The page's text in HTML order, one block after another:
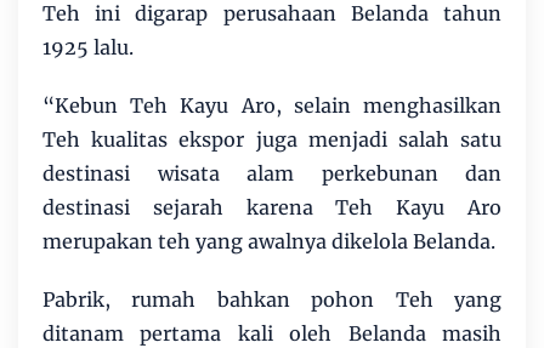
Teh ini digarap perusahaan Belanda tahun
1925 lalu.
“Kebun Teh Kayu Aro, selain menghasilkan
Teh kualitas ekspor juga menjadi salah satu
destinasi wisata alam perkebunan dan
destinasi sejarah karena Teh Kayu Aro
merupakan teh yang awalnya dikelola Belanda.
Pabrik, rumah bahkan pohon Teh yang
ditanam pertama kali oleh Belanda masih